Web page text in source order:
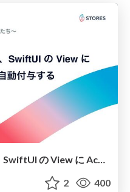
Function Body Macros で、SwiftUI の View に Accessibility Identifier を自動付与する/Function Body Macros: Autogenerate accessibility identifiers for SwiftUI Views
2 400